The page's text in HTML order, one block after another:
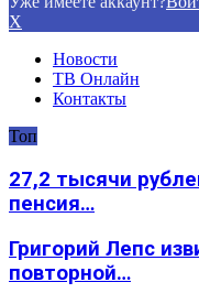
X
Новости
ТВ Онлайн
Контакты
Топ
27,2 тысячи
пенсия…
Григорий Лепс
повторной…